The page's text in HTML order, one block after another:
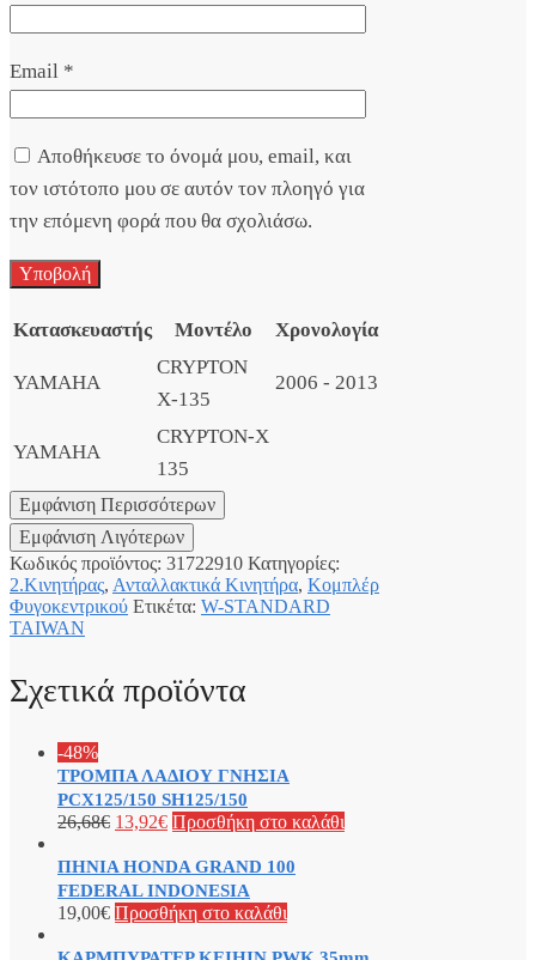
Email *
Αποθήκευσε το όνομά μου, email, και
τον ιστότοπο μου σε αυτόν τον πλοηγό για
την επόμενη φορά που θα σχολιάσω.
Κατασκευαστής Μοντέλο Χρονολογία
YAMAHA
CRYPTON
X-135
2006 - 2013
YAMAHA
CRYPTON-X
135
Κωδικός προϊόντος: 31722910 Κατηγορίες:
2.Κινητήρας, Ανταλλακτικά Κινητήρα, Κομπλέρ
Φυγοκεντρικού Ετικέτα: W-STANDARD
TAIWAN
Σχετικά προϊόντα
-48%
ΤΡΟΜΠΑ ΛΑΔΙΟΥ ΓΝΗΣΙΑ
PCX125/150 SH125/150
26,68€ 13,92€ Προσθήκη στο καλάθι
ΠΗΝΙΑ HONDA GRAND 100
FEDERAL INDONESIA
19,00€ Προσθήκη στο καλάθι